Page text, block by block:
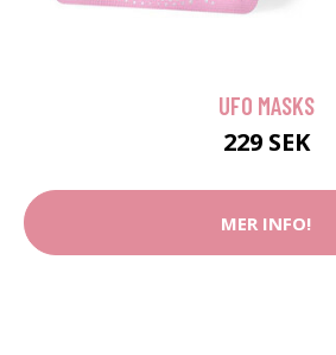
UFO MASKS
229 SEK
MER INFO!